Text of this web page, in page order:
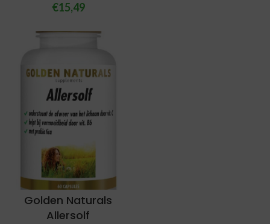
€15,49
Golden Naturals
Allersolf